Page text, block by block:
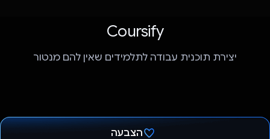
Coursify
יצירת תוכנית עבודה לתלמידים שאין להם מנטור
הצבעה